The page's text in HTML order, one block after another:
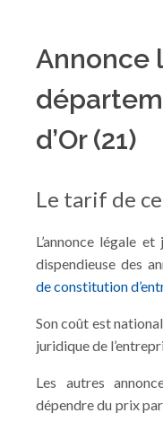
Annonce
d’Or (21)
Le tarif de
L’annonce légale
dispendieuse des
de constitution
Son coût est
juridique de
Les autres
dépendre du prix